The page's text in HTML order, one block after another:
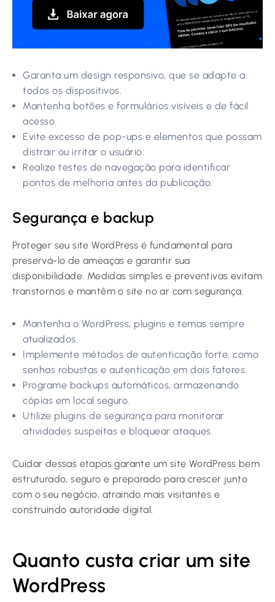
Garanta um design responsivo, que se adapte a
todos os dispositivos.
Mantenha botões e formulários visíveis e de fácil
acesso.
Evite excesso de pop-ups e elementos que possam
distrair ou irritar o usuário.
Realize testes de navegação para identificar
pontos de melhoria antes da publicação.
Segurança e backup
Proteger seu site WordPress é fundamental para
preservá-lo de ameaças e garantir sua
disponibilidade. Medidas simples e preventivas evitam
transtornos e mantêm o site no ar com segurança.
Mantenha o WordPress, plugins e temas sempre
atualizados.
Implemente métodos de autenticação forte, como
senhas robustas e autenticação em dois fatores.
Programe backups automáticos, armazenando
cópias em local seguro.
Utilize plugins de segurança para monitorar
atividades suspeitas e bloquear ataques.
Cuidar dessas etapas garante um site WordPress bem
estruturado, seguro e preparado para crescer junto
com o seu negócio, atraindo mais visitantes e
construindo autoridade digital.
Quanto custa criar um site
WordPress